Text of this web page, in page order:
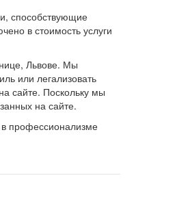
способствующие
в стоимость услуги
Львове. Мы
или легализовать
сайте. Поскольку мы
на сайте.
в профессионализме